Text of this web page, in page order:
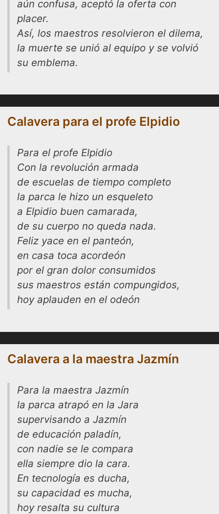
aún confusa, aceptó la oferta con
placer.
Así, los maestros resolvieron el dilema,
la muerte se unió al equipo y se volvió
su emblema.
Calavera para el profe Elpidio
Para el profe Elpidio
Con la revolución armada
de escuelas de tiempo completo
la parca le hizo un esqueleto
a Elpidio buen camarada,
de su cuerpo no queda nada.
Feliz yace en el panteón,
en casa toca acordeón
por el gran dolor consumidos
sus maestros están compungidos,
hoy aplauden en el odeón
Calavera a la maestra Jazmín
Para la maestra Jazmín
la parca atrapó en la Jara
supervisando a Jazmín
de educación paladín,
con nadie se le compara
ella siempre dio la cara.
En tecnología es ducha,
su capacidad es mucha,
hoy resalta su cultura